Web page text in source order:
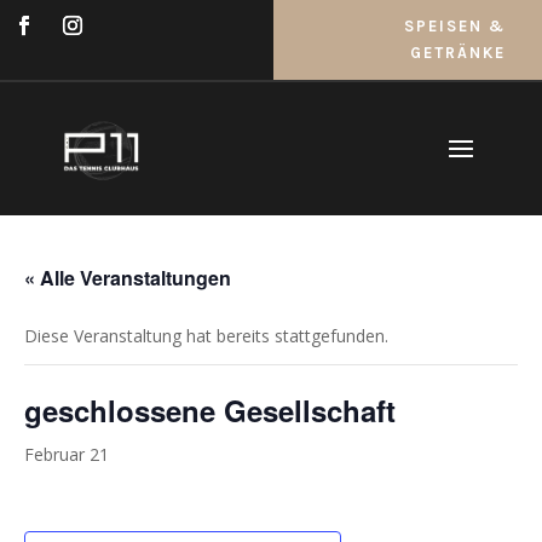
SPEISEN &
GETRÄNKE
« Alle Veranstaltungen
Diese Veranstaltung hat bereits stattgefunden.
geschlossene Gesellschaft
Februar 21